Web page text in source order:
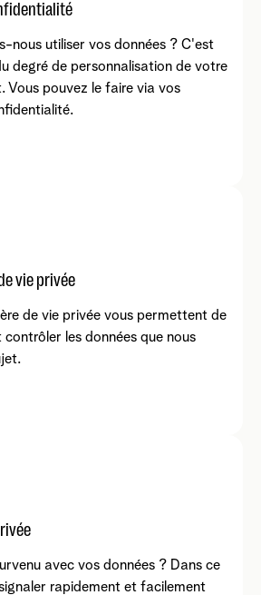
en matière de cookies (pdf-97
les détails.
nous utiliser vos données ? C'est
degré de personnalisation de votre
Vous pouvez le faire via vos
vie privée
de vie privée vous permettent de
les données que nous
avec vos données ? Dans ce
rapidement et facilement